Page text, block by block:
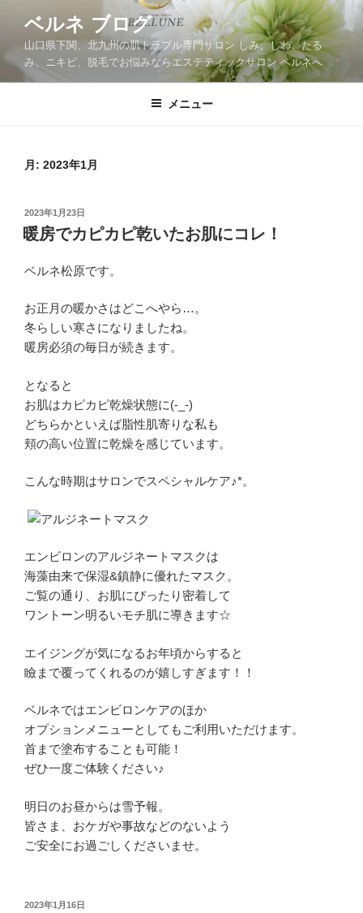
ン
ツ
ベルネ ブログ
山口県下関、北九州の肌トラブル専門サロン しみ、しわ、たる
み、ニキビ、脱毛でお悩みならエステティックサロン ベルネへ
メニュー
月: 2023年1月
投
稿
日:
2023年1月23日
暖房でカピカピ乾いたお肌にコレ！
ベルネ松原です。
お正月の暖かさはどこへやら…。
冬らしい寒さになりましたね。
暖房必須の毎日が続きます。
となると
お肌はカピカピ乾燥状態に(-_-)
どちらかといえば脂性肌寄りな私も
頬の高い位置に乾燥を感じています。
こんな時期はサロンでスペシャルケア♪*。
エンビロンのアルジネートマスクは
海藻由来で保湿&鎮静に優れたマスク。
ご覧の通り、お肌にぴったり密着して
ワントーン明るいモチ肌に導きます☆
エイジングが気になるお年頃からすると
瞼まで覆ってくれるのが嬉しすぎます！！
ベルネではエンビロンケアのほか
オプションメニューとしてもご利用いただけます。
首まで塗布することも可能！
ぜひ一度ご体験ください♪
明日のお昼からは雪予報。
皆さま、おケガや事故などのないよう
ご安全にお過ごしくださいませ。
投
2023年1月16日